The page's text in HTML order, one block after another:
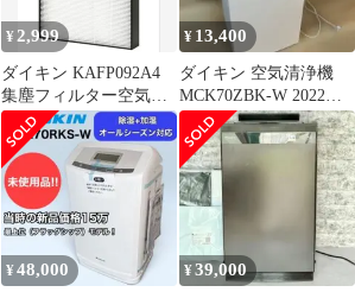
¥ 2,999
ダイキン KAFP092A4
集塵フィルター空気清
浄機 用 ACZ70W-T
¥ 13,400
ダイキン 空気清浄機
MCK70ZBK-W 2022年
製
¥48,000 ¥39,000